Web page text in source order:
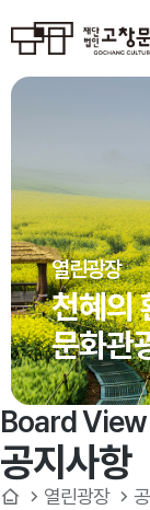
열린광장
천혜의
문화관
Board View
공지사항
열린광장